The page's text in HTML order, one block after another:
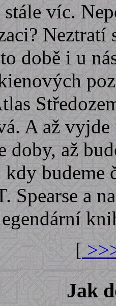
víc.
době i u
A až
doby, až
kdy
Spearse a
[
Jak